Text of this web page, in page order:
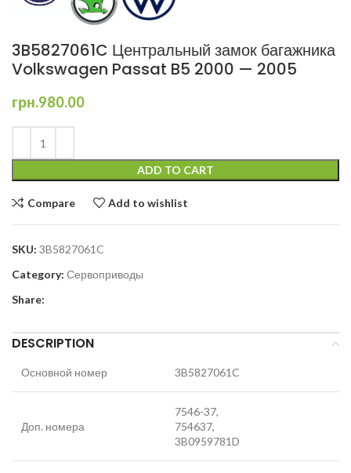
3B5827061C Центральный замок багажника
Volkswagen Passat B5 2000 — 2005
грн.980.00
ADD TO CART
Compare Add to wishlist
SKU: 3B5827061C
Category: Сервоприводы
Share:
DESCRIPTION
Основной номер 3B5827061C
Доп. номера
7546-37,
754637,
3B0959781D